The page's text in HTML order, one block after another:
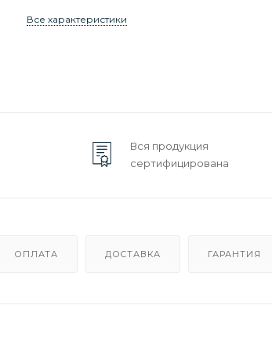
Все характеристики
Вся продукция
сертифицирована
ОПЛАТА ДОСТАВКА ГАРАНТИЯ